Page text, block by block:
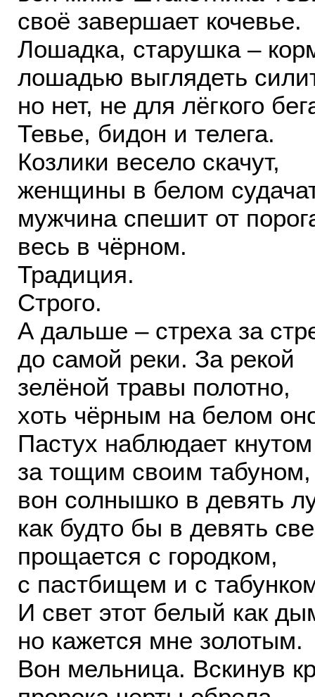
своё завершает кочевье.
Лошадка, старушка –
лошадью выглядеть
но нет, не для лёгкого
Тевье, бидон и телега.
Козлики весело скачут,
женщины в белом
мужчина спешит от
весь в чёрном.
Традиция.
Строго.
А дальше – стреха за
до самой реки. За рекой
зелёной травы полотно,
хоть чёрным на белом
Пастух наблюдает кнутом
за тощим своим табуном,
вон солнышко в девять
как будто бы в девять
прощается с городком,
с пастбищем и с
И свет этот белый как
но кажется мне золотым.
Вон мельница. Вскинув